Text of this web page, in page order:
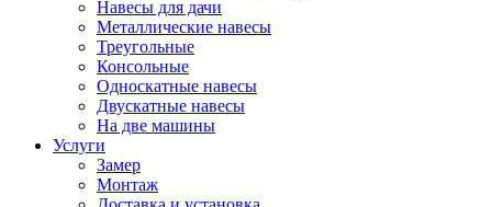
Навесы для дачи
Металлические навесы
Треугольные
Консольные
Односкатные навесы
Двускатные навесы
На две машины
Услуги
Замер
Монтаж